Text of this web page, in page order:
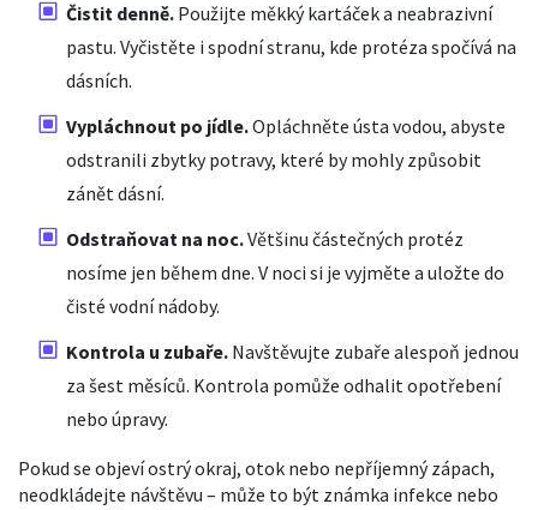
Čistit denně. Použijte měkký kartáček a neabrazivní
pastu. Vyčistěte i spodní stranu, kde protéza spočívá na
dásních.
Vypláchnout po jídle.Opláchněte ústa vodou, abyste
odstranili zbytky potravy, které by mohly způsobit
zánět dásní.
Odstraňovat na noc.Většinu částečných protéz
nosíme jen během dne. V noci si je vyjměte a uložte do
čisté vodní nádoby.
Kontrola u zubaře. Navštěvujte zubaře alespoň jednou
za šest měsíců. Kontrola pomůže odhalit opotřebení
nebo úpravy.
Pokud se objeví ostrý okraj, otok nebo nepříjemný zápach,
neodkládejte návštěvu – může to být známka infekce nebo